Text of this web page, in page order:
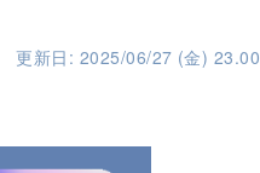
更新日: 2025/06/27 (金) 23.00